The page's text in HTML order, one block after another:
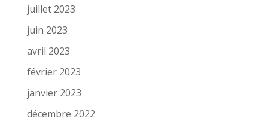
juillet 2023
juin 2023
avril 2023
février 2023
janvier 2023
décembre 2022